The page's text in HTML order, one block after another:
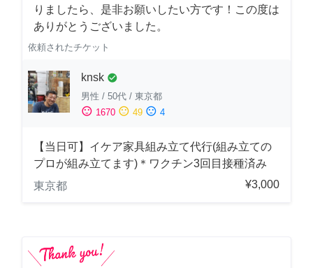
りましたら、是非お願いしたい方です！この度は
ありがとうございました。
依頼されたチケット
knsk check_circle
男性 / 50代 / 東京都
sentiment_satisfied 1670 sentiment_neutral 49 sentiment_dissatisfied 4
【当日可】イケア家具組み立て代行(組み立ての
プロが組み立てます)＊ワクチン3回目接種済み
東京都
¥3,000